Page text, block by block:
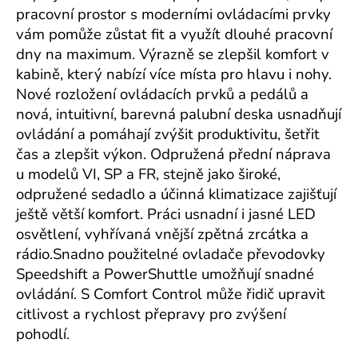
pracovní prostor s moderními ovládacími prvky
vám pomůže zůstat fit a využít dlouhé pracovní
dny na maximum. Výrazně se zlepšil komfort v
kabině, který nabízí více místa pro hlavu i nohy.
Nové rozložení ovládacích prvků a pedálů a
nová, intuitivní, barevná palubní deska usnadňují
ovládání a pomáhají zvýšit produktivitu, šetřit
čas a zlepšit výkon. Odpružená přední náprava
u modelů VI, SP a FR, stejně jako široké,
odpružené sedadlo a účinná klimatizace zajišťují
ještě větší komfort. Práci usnadní i jasné LED
osvětlení, vyhřívaná vnější zpětná zrcátka a
rádio.Snadno použitelné ovladače převodovky
Speedshift a PowerShuttle umožňují snadné
ovládání. S Comfort Control může řidič upravit
citlivost a rychlost přepravy pro zvýšení
pohodlí.